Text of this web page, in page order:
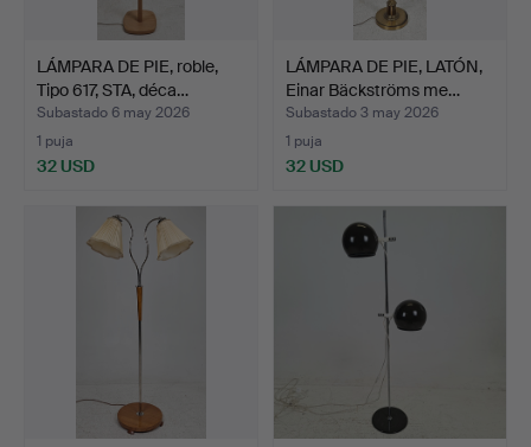
LÁMPARA DE PIE, roble,
Tipo 617, STA, déca…
Subastado 6 may 2026
1 puja
32 USD
LÁMPARA DE PIE, LATÓN,
Einar Bäckströms me…
Subastado 3 may 2026
1 puja
32 USD